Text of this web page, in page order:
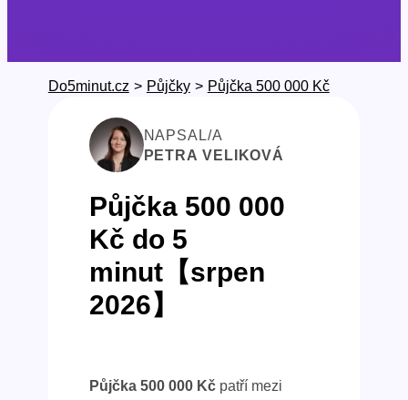
Do5minut.cz > Půjčky > Půjčka 500 000 Kč
NAPSAL/A
PETRA VELIKOVÁ
Půjčka 500 000
Kč do 5
minut【srpen
2026】
Půjčka 500 000 Kčpatří mezi